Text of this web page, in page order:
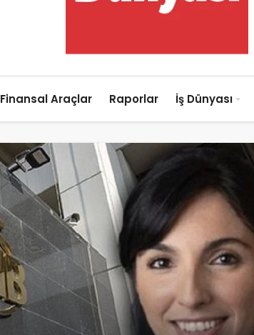
Finansal Araçlar Raporlar İş Dünyası